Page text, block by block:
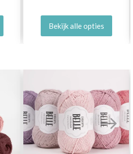
Bekijk alle opties